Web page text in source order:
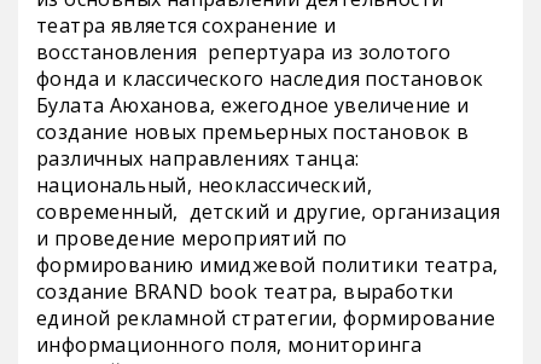
театра является сохранение и
восстановления репертуара из золотого
фонда и классического наследия постановок
Булата Аюханова, ежегодное увеличение и
создание новых премьерных постановок в
различных направлениях танца:
национальный, неоклассический,
современный, детский и другие, организация
и проведение мероприятий по
формированию имиджевой политики театра,
создание BRAND book театра, выработки
единой рекламной стратегии, формирование
информационного поля, мониторинга